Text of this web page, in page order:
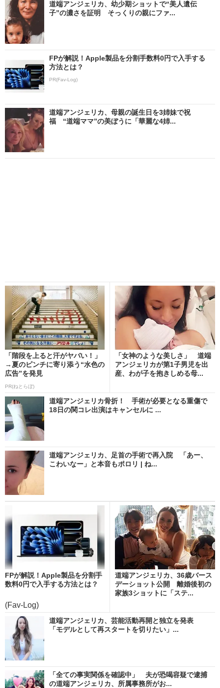
道端アンジェリカ、幼少期ショットで“美人遺伝
子”の濃さを証明 そっくりの親にファ...
FPが解説！Apple製品を分割手数料0円で入手する
方法とは？
PR(Fav-Log)
道端アンジェリカ、母親の誕生日を3姉妹で祝
福 “道端ママ”の美ぼうに「華麗な4姉...
「階段を上ると汗がヤバい！」
→夏のピンチに寄り添う“水色の
広告”を発見
PR(ねとらぼ)
「女神のような美しさ」 道端
アンジェリカが第1子男児を出
産、わが子を抱きしめる母...
道端アンジェリカ骨折！ 手術が必要となる重傷で
18日の関コレ出演はキャンセルに ...
道端アンジェリカ、足首の手術で再入院 「あー、
こわいなー」と本音もポロリ | ね...
FPが解説！Apple製品を分割手
数料0円で入手する方法とは？
(Fav-Log)
道端アンジェリカ、36歳バース
デーショット公開 離婚後初の
家族3ショットに「ステ...
道端アンジェリカ、芸能活動再開と独立を発表
「モデルとして再スタートを切りたい」...
「全ての事実関係を確認中」 夫が恐喝容疑で逮捕
の道端アンジェリカ、所属事務所がお...